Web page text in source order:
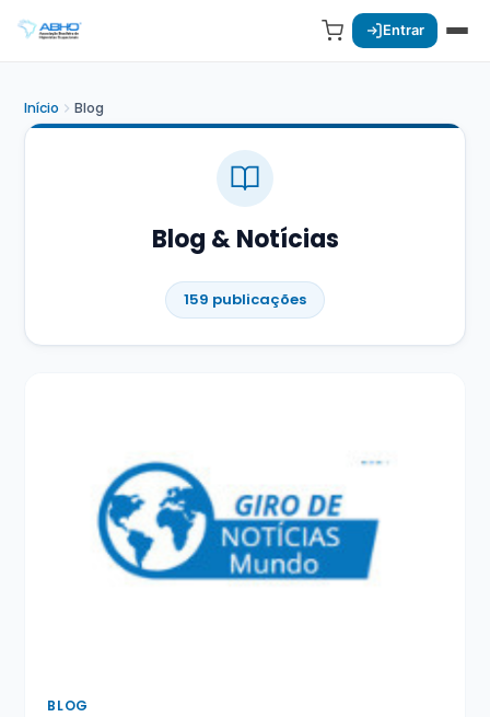
Entrar
Início Blog
Blog & Notícias
159 publicações
BLOG